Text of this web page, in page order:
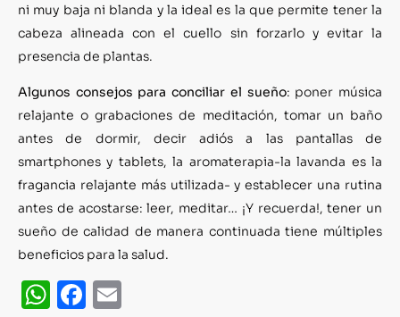
ni muy baja ni blanda y la ideal es la que permite tener la
cabeza alineada con el cuello sin forzarlo y evitar la
presencia de plantas.
Algunos consejos para conciliar el sueño: poner música
relajante o grabaciones de meditación, tomar un baño
antes de dormir, decir adiós a las pantallas de
smartphones y tablets, la aromaterapia-la lavanda es la
fragancia relajante más utilizada- y establecer una rutina
antes de acostarse: leer, meditar… ¡Y recuerda!, tener un
sueño de calidad de manera continuada tiene múltiples
beneficios para la salud.
WhatsApp
Facebook